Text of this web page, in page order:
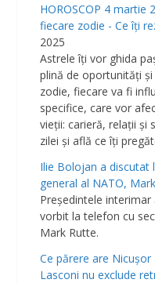
HOROSCOP 4 martie
fiecare zodie - Ce îţi
2025
Astrele îţi vor ghida
plină de oportunităţi
zodie, fiecare va fi
specifice, care vor
vieţii: carieră, relaţii şi
zilei şi află ce îţi
Ilie Bolojan a discutat
general al NATO,
Preşedintele
vorbit la telefon cu
Mark Rutte.
Ce părere are
Lasconi nu exclude